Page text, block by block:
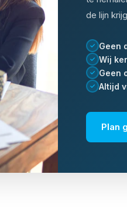
de lijn
✓ Geen
✓ Wij
✓ Geen
✓ Altijd
Plan